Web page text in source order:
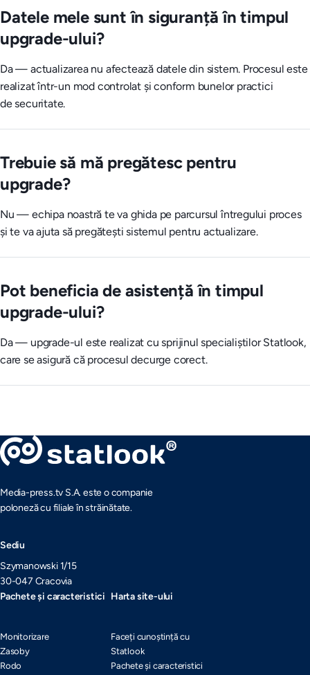
Datele mele sunt în siguranță în timpul
upgrade-ului?
Da — actualizarea nu afectează datele din sistem. Procesul este
realizat într-un mod controlat și conform bunelor practici
de securitate.
Trebuie să mă pregătesc pentru
upgrade?
Nu — echipa noastră te va ghida pe parcursul întregului proces
și te va ajuta să pregătești sistemul pentru actualizare.
Pot beneficia de asistență în timpul
upgrade-ului?
Da — upgrade-ul este realizat cu sprijinul specialiștilor Statlook,
care se asigură că procesul decurge corect.
Media-press.tv S.A. este o companie
poloneză cu filiale în străinătate.
Sediu
Szymanowski 1/15
30-047 Cracovia
Pachete și caracteristici
Monitorizare
Zasoby
Rodo
Harta site-ului
Faceți cunoștință cu
Statlook
Pachete și caracteristici